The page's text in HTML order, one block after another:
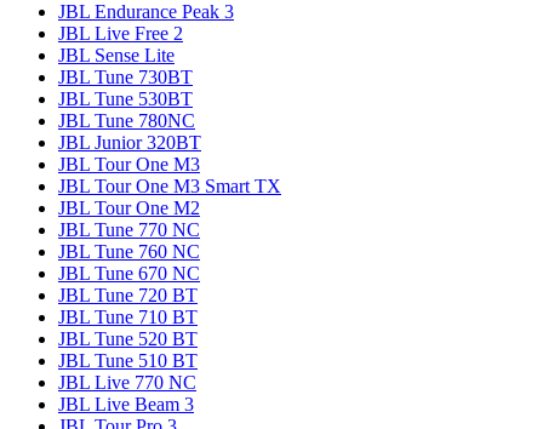
JBL Endurance Peak 3
JBL Live Free 2
JBL Sense Lite
JBL Tune 730BT
JBL Tune 530BT
JBL Tune 780NC
JBL Junior 320BT
JBL Tour One M3
JBL Tour One M3 Smart TX
JBL Tour One M2
JBL Tune 770 NC
JBL Tune 760 NC
JBL Tune 670 NC
JBL Tune 720 BT
JBL Tune 710 BT
JBL Tune 520 BT
JBL Tune 510 BT
JBL Live 770 NC
JBL Live Beam 3